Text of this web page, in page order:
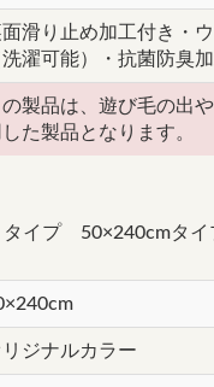
滑り止め加工付き・
洗濯可能）・抗菌防臭加
の製品は、遊び毛の出
した製品となります。
タイプ 50×240cmタイ
リジナルカラー